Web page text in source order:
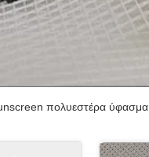
πολυεστέρα ύφασμα